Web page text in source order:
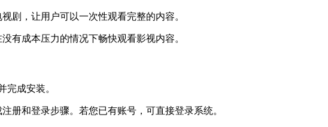
剧，让用户可以一次性观看完整的内容。
有成本压力的情况下畅快观看影视内容。
完成安装。
册和登录步骤。若您已有账号，可直接登录系统。